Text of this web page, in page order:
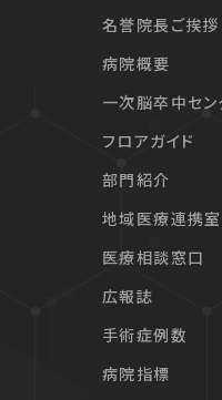
名誉院長ご挨拶
病院概要
一次脳卒中セ
フロアガイド
部門紹介
地域医療連携室
医療相談窓口
広報誌
手術症例数
病院指標